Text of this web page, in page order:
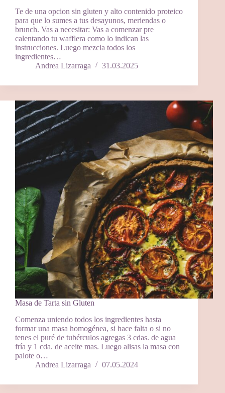
Te de una opcion sin gluten y alto contenido proteico
para que lo sumes a tus desayunos, meriendas o
brunch. Vas a necesitar: Vas a comenzar pre
calentando tu wafflera como lo indican las
instrucciones. Luego mezcla todos los
ingredientes…
Andrea Lizarraga
31.03.2025
Masa de Tarta sin Gluten
Comenza uniendo todos los ingredientes hasta
formar una masa homogénea, si hace falta o si no
tenes el puré de tubérculos agregas 3 cdas. de agua
fría y 1 cda. de aceite mas. Luego alisas la masa con
palote o…
Andrea Lizarraga
07.05.2024